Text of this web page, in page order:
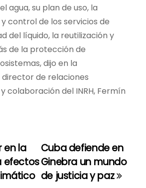
agua, su plan de uso, la
control de los servicios de
del líquido, la reutilización y
de la protección de
dijo en la
de relaciones
colaboración del INRH, Fermín
Cuba defiende en
Ginebra un mundo
de justicia y paz
en la
efectos